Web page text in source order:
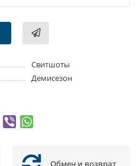
Свитшоты
Демисезон
Обмен и возврат